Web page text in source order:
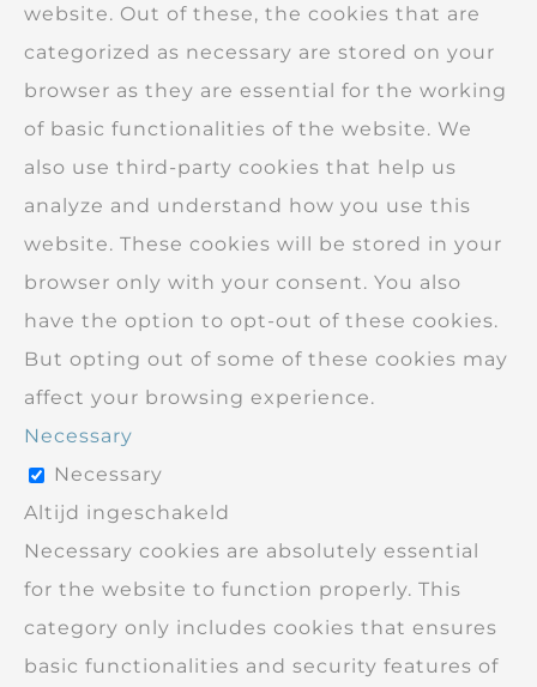
website. Out of these, the cookies that are
categorized as necessary are stored on your
browser as they are essential for the working
of basic functionalities of the website. We
also use third-party cookies that help us
analyze and understand how you use this
website. These cookies will be stored in your
browser only with your consent. You also
have the option to opt-out of these cookies.
But opting out of some of these cookies may
affect your browsing experience.
Necessary
Necessary
Altijd ingeschakeld
Necessary cookies are absolutely essential
for the website to function properly. This
category only includes cookies that ensures
basic functionalities and security features of